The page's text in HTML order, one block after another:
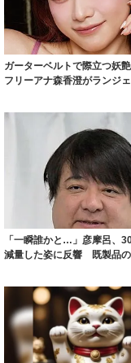
ガーターベルトで際立つ妖
フリーアナ森香澄がランジ
「一瞬誰かと…」彦摩呂、
減量した姿に反響 既製品